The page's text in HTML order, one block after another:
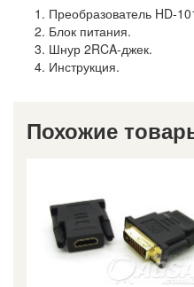
Преобразователь HD-
Блок питания.
Шнур 2RCA-джек.
Инструкция.
Похожие